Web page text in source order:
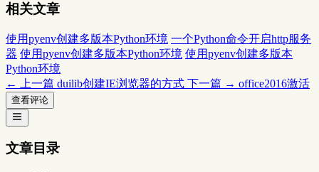
相关文章
使用pyenv创建多版本Python环境 一个Python命令开启http服务
器 使用pyenv创建多版本Python环境 使用pyenv创建多版本
Python环境
← 上一篇 duilib创建IE浏览器的方式 下一篇 → office2016激活
查看评论
文章目录